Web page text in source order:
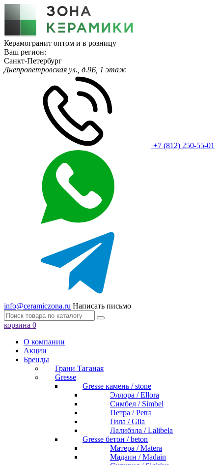
Керамогранит оптом и в розницу
Ваш регион:
Санкт-Петербург
Днепропетровская ул., д.9Б, 1 этаж
+7 (812) 250-55-01
info@ceramiczona.ru Написать письмо
корзина 0
О компании
Акции
Бренды
Грани Таганая
Gresse
Gresse камень / stone
Эллора / Ellora
Симбел / Simbel
Петра / Petra
Гила / Gila
Лалибэла / Lalibela
Gresse бетон / beton
Матера / Matera
Мадаин / Madain